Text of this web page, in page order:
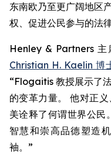
东南欧乃至更广阔地区
权、促进公民参与的法律
Henley & Partners
Christian H. Kaelin 博
“Flogaitis 教授展示了
的变革力量。 他对正
美诠释了何谓世界公民
智慧和崇高品德塑造
袖。”